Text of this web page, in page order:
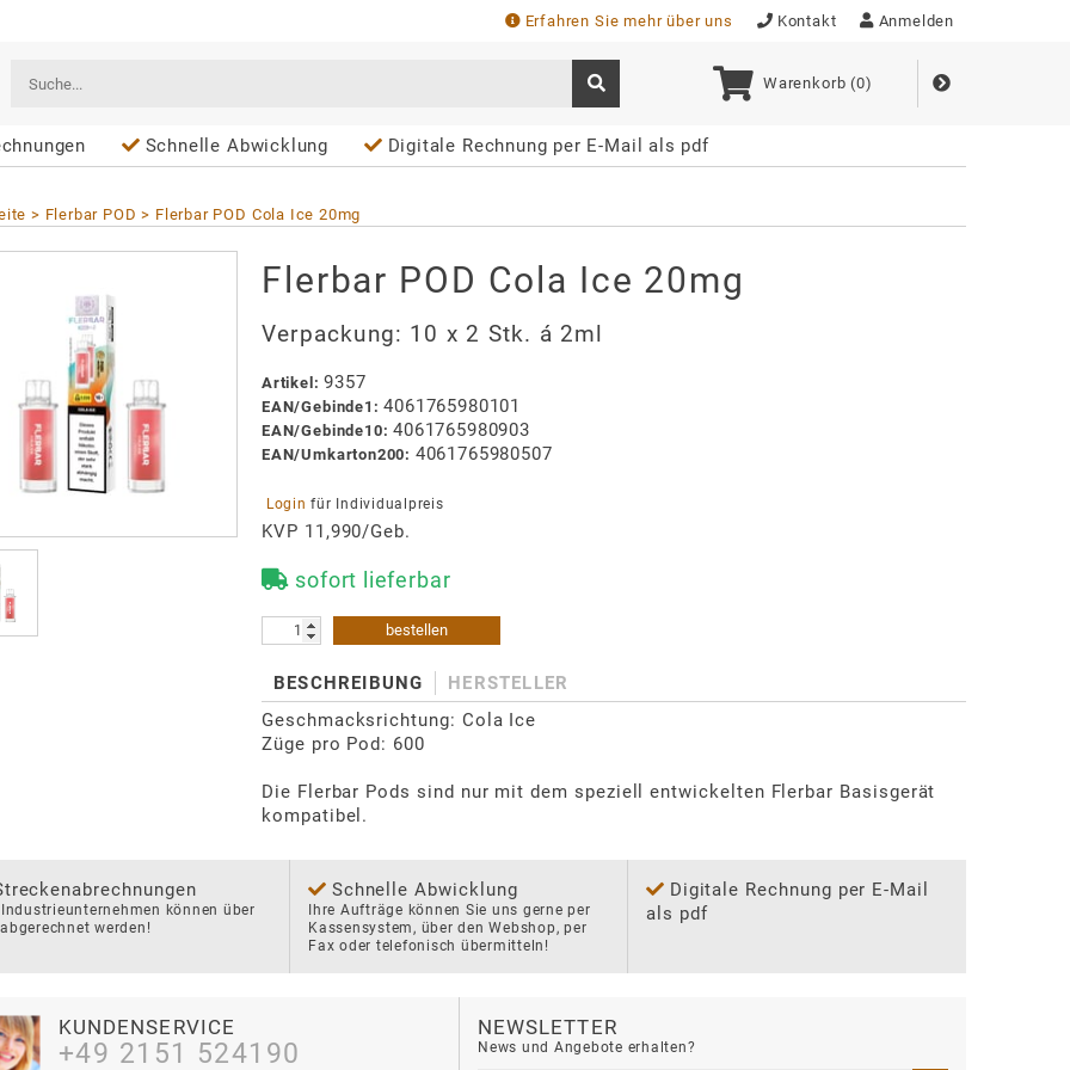
Erfahren Sie mehr über uns Kontakt Anmelden
Warenkorb (0)
Schnelle Abwicklung Digitale Rechnung per E-Mail als pdf
Flerbar POD Flerbar POD Cola Ice 20mg
Flerbar POD Cola Ice 20mg
Verpackung: 10 x 2 Stk. á 2ml
Artikel : 9357
EAN/Gebinde1 : 4061765980101
EAN/Gebinde10: 4061765980903
EAN/Umkarton200: 4061765980507
Login für Individualpreis
KVP 11,990/Geb.
sofort lieferbar
bestellen
BESCHREIBUNG
HERSTELLER
Geschmacksrichtung: Cola Ice
Züge pro Pod: 600
Die Flerbar Pods sind nur mit dem speziell entwickelten Flerbar Basisgerät
kompatibel.
können über
werden!
Schnelle Abwicklung
Ihre Aufträge können Sie uns gerne per
Kassensystem, über den Webshop, per
Fax oder telefonisch übermitteln!
Digitale Rechnung per E-Mail
als pdf
KUNDENSERVICE
+49 2151 524190
NEWSLETTER
News und Angebote erhalten?